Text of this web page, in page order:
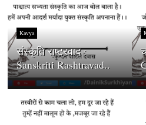
Kavya
संस्कृति राष्ट्रवाद :
Sanskriti Rashtravad..